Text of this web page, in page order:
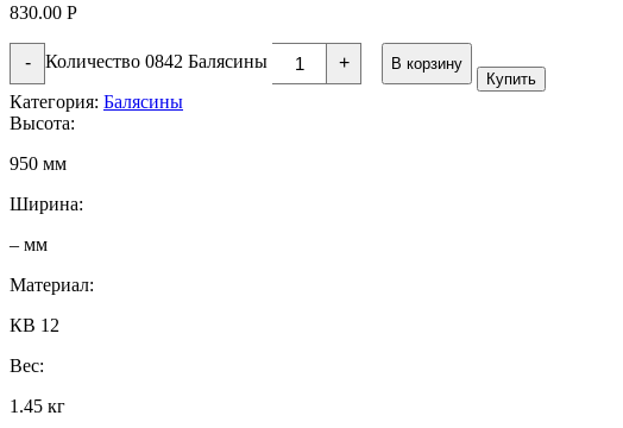
830.00 Р
- Количество 0842 Балясины +
В корзину
Купить
Категория: Балясины
Высота:
950 мм
Ширина:
– мм
Материал:
КВ 12
Вес:
1.45 кг